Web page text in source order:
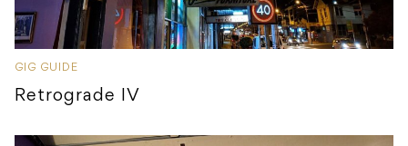
GIG GUIDE
Retrograde IV